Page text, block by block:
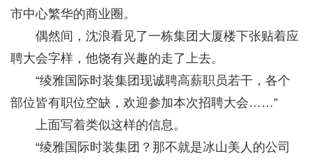
市中心繁华的商业圈。
偶然间，沈浪看见了一栋集团大厦楼下张贴着应
聘大会字样，他饶有兴趣的走了上去。
“绫雅国际时装集团现诚聘高薪职员若干，各个
部位皆有职位空缺，欢迎参加本次招聘大会……”
上面写着类似这样的信息。
“绫雅国际时装集团？那不就是冰山美人的公司